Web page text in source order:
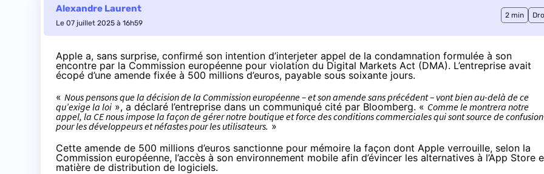
Alexandre Laurent
Le 07 juillet 2025 à 16h59
2 min
Apple a, sans surprise, confirmé son intention d’interjeter appel de la condamnation formulée à son
encontre par la Commission européenne pour violation du Digital Markets Act (DMA). L’entreprise avait
écopé d’une amende fixée à 500 millions d’euros, payable sous soixante jours.
« Nous pensons que la décision de la Commission européenne – et son amende sans précédent – ​​vont bien au-delà de ce
qu’exige la loi », a déclaré l’entreprise dans un communiqué cité par Bloomberg. « Comme le montrera notre
appel, la CE nous impose la façon de gérer notre boutique et force des conditions commerciales qui sont source de confusion
pour les développeurs et néfastes pour les utilisateurs. »
Cette amende de 500 millions d’euros sanctionne pour mémoire la façon dont Apple verrouille, selon la
Commission européenne, l’accès à son environnement mobile afin d’évincer les alternatives à l’App Store
matière de distribution de logiciels.